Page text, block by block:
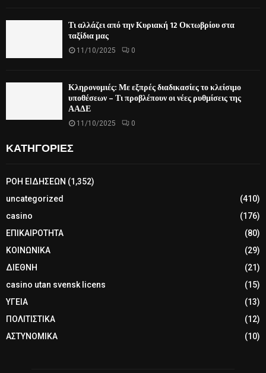
Τι αλλάζει από την Κυριακή 12 Οκτωβρίου στα
ταξίδια μας
11/10/2025 0
Κληρονομιές: Με εξπρές διαδικασίες το κλείσιμο
υποθέσεων – Τι προβλέπουν οι νέες ρυθμίσεις της
ΑΑΔΕ
11/10/2025 0
ΚΑΤΗΓΟΡΙΕΣ
ΡΟΗ ΕΙΔΗΣΕΩΝ (1,352)
uncategorized
(410)
casino
(176)
ΕΠΙΚΑΙΡΟΤΗΤΑ
(80)
ΚΟΙΝΩΝΙΚΑ
(29)
ΔΙΕΘΝΗ
(21)
casino utan svensk licens
(15)
ΥΓΕΙΑ
(13)
ΠΟΛΙΤΙΣΤΙΚΑ
(12)
ΑΣΤΥΝΟΜΙΚΑ
(10)